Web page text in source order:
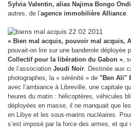
Sylvia Valentin, alias Najima Bongo
autres, de l’agence immobilière Alliance.
« Bien mal acquis, pouvoir mal acquis,
pouvait-on lire sur une banderole déployée
Collectif pour la libération du Gabon »,
de l’association Jeudi Noir. Destinée aux
photographes, la « sérénité » de "Ben Ali"
avec l’ambiance à Libreville, une capitale
heures du matin : hélicoptères, véhicules
déployées en masse, il ne manquait que
en Libye et les sous-marins nucléaires.
s’est imposé par la force des armes, et qui